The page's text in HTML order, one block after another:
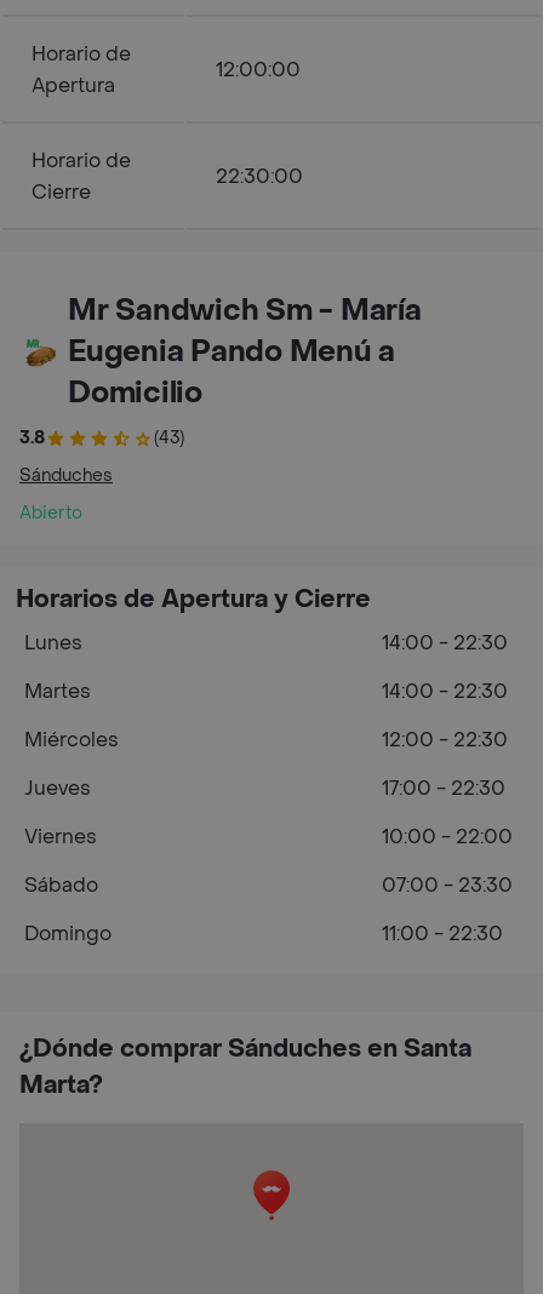
Horario de
Apertura
12:00:00
Horario de
Cierre
22:30:00
Mr Sandwich Sm - María
Eugenia Pando Menú a
Domicilio
3.8
(43)
Sánduches
Abierto
¿Dónde comprar Sánduches en Santa
Marta?
Horarios de Apertura y Cierre
Lunes
14:00 - 22:30
Martes
14:00 - 22:30
Miércoles
12:00 - 22:30
Jueves
17:00 - 22:30
Viernes
10:00 - 22:00
Sábado
07:00 - 23:30
Domingo
11:00 - 22:30